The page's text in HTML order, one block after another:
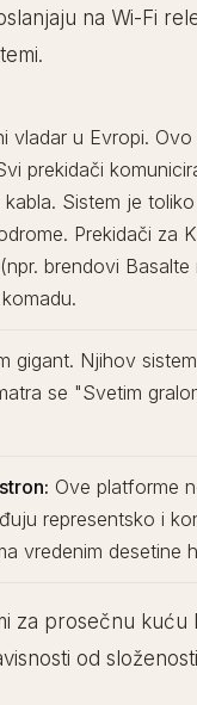
na Wi-Fi
vladar u Evropi.
prekidači
Sistem je
Prekidači za
brendovi Basalte
gigant. Njihov
se "Svetim
Ove platforme
representsko i
vredenim desetine
za prosečnu kuću
od